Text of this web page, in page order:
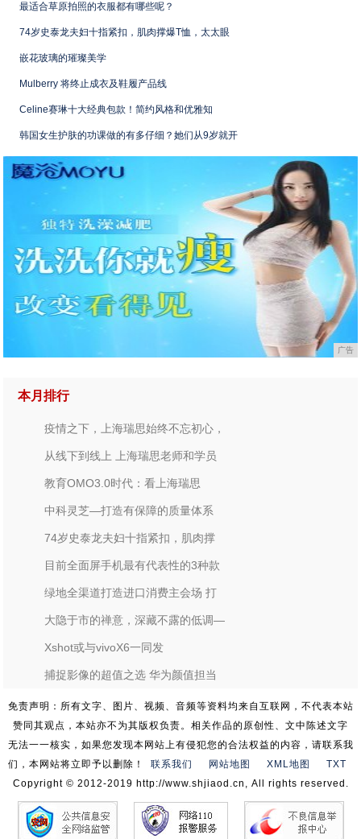
最适合草原拍照的衣服都有哪些呢？
74岁史泰龙夫妇十指紧扣，肌肉撑爆T恤，太太眼
嵌花玻璃的璀璨美学
Mulberry 将终止成衣及鞋履产品线
Celine赛琳十大经典包款！简约风格和优雅知
韩国女生护肤的功课做的有多仔细？她们从9岁就开
广告
本月排行
疫情之下，上海瑞思始终不忘初心，
从线下到线上 上海瑞思老师和学员
教育OMO3.0时代：看上海瑞思
中科灵芝—打造有保障的质量体系
74岁史泰龙夫妇十指紧扣，肌肉撑
目前全面屏手机最有代表性的3种款
绿地全渠道打造进口消费主会场 打
大隐于市的禅意，深藏不露的低调—
Xshot或与vivoX6一同发
捕捉影像的超值之选 华为颜值担当
免责声明：所有文字、图片、视频、音频等资料均来自互联网，不代表本站
赞同其观点，本站亦不为其版权负责。相关作品的原创性、文中陈述文字
无法一一核实，如果您发现本网站上有侵犯您的合法权益的内容，请联系我
们，本网站将立即予以删除！
联系我们 网站地图 XML地图
TXT
Copyright © 2012-2019 http://www.shjiaod.cn, All rights reserved.